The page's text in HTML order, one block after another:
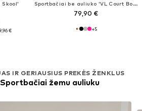
Skool'
€
Sportbačiai be auliuko 'VL Court Bold'
79,90 €
+5
IR GERIAUSIUS PREKĖS ŽENKLUS
žemu auliuku